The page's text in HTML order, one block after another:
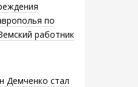
по
работник
Демченко стал